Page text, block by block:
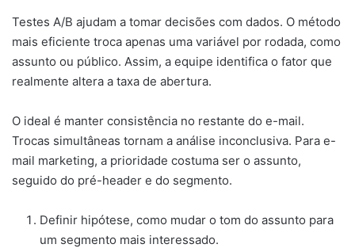
Testes A/B ajudam a tomar decisões com dados. O método
mais eficiente troca apenas uma variável por rodada, como
assunto ou público. Assim, a equipe identifica o fator que
realmente altera a taxa de abertura.
O ideal é manter consistência no restante do e-mail.
Trocas simultâneas tornam a análise inconclusiva. Para e-
mail marketing, a prioridade costuma ser o assunto,
seguido do pré-header e do segmento.
Definir hipótese, como mudar o tom do assunto para
um segmento mais interessado.